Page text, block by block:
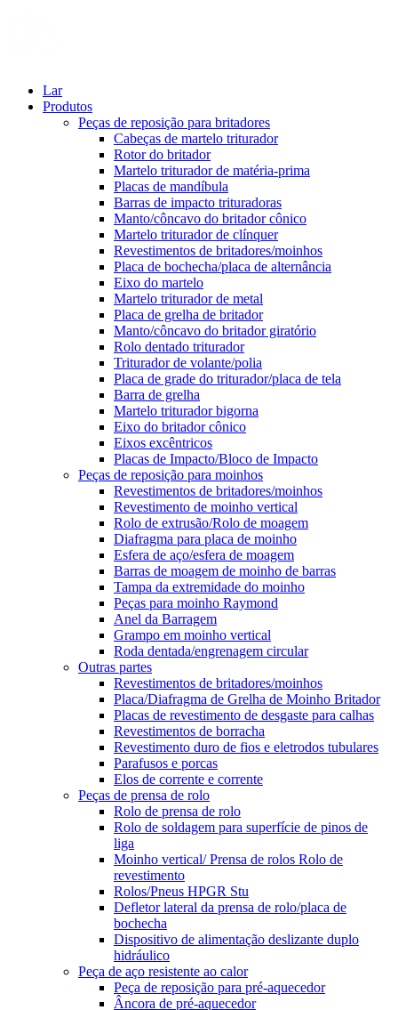
Lar
Produtos
Peças de reposição para britadores
Cabeças de martelo triturador
Rotor do britador
Martelo triturador de matéria-prima
Placas de mandíbula
Barras de impacto trituradoras
Manto/côncavo do britador cônico
Martelo triturador de clínquer
Revestimentos de britadores/moinhos
Placa de bochecha/placa de alternância
Eixo do martelo
Martelo triturador de metal
Placa de grelha de britador
Manto/côncavo do britador giratório
Rolo dentado triturador
Triturador de volante/polia
Placa de grade do triturador/placa de tela
Barra de grelha
Martelo triturador bigorna
Eixo do britador cônico
Eixos excêntricos
Placas de Impacto/Bloco de Impacto
Peças de reposição para moinhos
Revestimentos de britadores/moinhos
Revestimento de moinho vertical
Rolo de extrusão/Rolo de moagem
Diafragma para placa de moinho
Esfera de aço/esfera de moagem
Barras de moagem de moinho de barras
Tampa da extremidade do moinho
Peças para moinho Raymond
Anel da Barragem
Grampo em moinho vertical
Roda dentada/engrenagem circular
Outras partes
Revestimentos de britadores/moinhos
Placa/Diafragma de Grelha de Moinho Britador
Placas de revestimento de desgaste para calhas
Revestimentos de borracha
Revestimento duro de fios e eletrodos tubulares
Parafusos e porcas
Elos de corrente e corrente
Peças de prensa de rolo
Rolo de prensa de rolo
Rolo de soldagem para superfície de pinos de
liga
Moinho vertical/ Prensa de rolos Rolo de
revestimento
Rolos/Pneus HPGR Stu
Defletor lateral da prensa de rolo/placa de
bochecha
Dispositivo de alimentação deslizante duplo
hidráulico
Peça de aço resistente ao calor
Peça de reposição para pré-aquecedor
Âncora de pré-aquecedor